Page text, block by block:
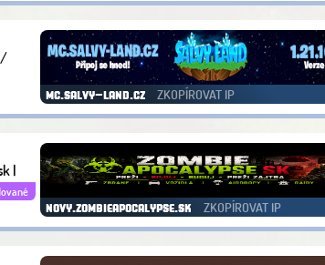
/
mc.salvy-land.cz ZKOPÍROVAT IP
|
novy.zombieapocalypse.sk ZKOPÍROVAT IP